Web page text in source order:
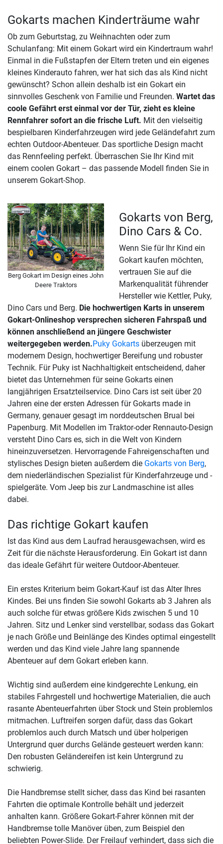
Gokarts machen Kinderträume wahr
Ob zum Geburtstag, zu Weihnachten oder zum
Schulanfang: Mit einem Gokart wird ein Kindertraum wahr!
Einmal in die Fußstapfen der Eltern treten und ein eigenes
kleines Kinderauto fahren, wer hat sich das als Kind nicht
gewünscht? Schon allein deshalb ist ein Gokart ein
sinnvolles Geschenk von Familie und Freunden. Wartet das
coole Gefährt erst einmal vor der Tür, zieht es kleine
Rennfahrer sofort an die frische Luft. Mit den vielseitig
bespielbaren Kinderfahrzeugen wird jede Geländefahrt zum
echten Outdoor-Abenteuer. Das sportliche Design macht
das Rennfeeling perfekt. Überraschen Sie Ihr Kind mit
einem coolen Gokart – das passende Modell finden Sie in
unserem Gokart-Shop.
Berg Gokart im Design eines John
Deere Traktors
Gokarts von Berg,
Dino Cars & Co.
Wenn Sie für Ihr Kind ein
Gokart kaufen möchten,
vertrauen Sie auf die
Markenqualität führender
Hersteller wie Kettler, Puky,
Dino Cars und Berg. Die hochwertigen Karts in unserem
Gokart-Onlineshop versprechen sicheren Fahrspaß und
können anschließend an jüngere Geschwister
weitergegeben werden.Puky Gokarts überzeugen mit
modernem Design, hochwertiger Bereifung und robuster
Technik. Für Puky ist Nachhaltigkeit entscheidend, daher
bietet das Unternehmen für seine Gokarts einen
langjährigen Ersatzteilservice. Dino Cars ist seit über 20
Jahren eine der ersten Adressen für Gokarts made in
Germany, genauer gesagt im norddeutschen Brual bei
Papenburg. Mit Modellen im Traktor-oder Rennauto-Design
versteht Dino Cars es, sich in die Welt von Kindern
hineinzuversetzen. Hervorragende Fahreigenschaften und
stylisches Design bieten außerdem die Gokarts von Berg,
dem niederländischen Spezialist für Kinderfahrzeuge und -
spielgeräte. Vom Jeep bis zur Landmaschine ist alles
dabei.
Das richtige Gokart kaufen
Ist das Kind aus dem Laufrad herausgewachsen, wird es
Zeit für die nächste Herausforderung. Ein Gokart ist dann
das ideale Gefährt für weitere Outdoor-Abenteuer.
Ein erstes Kriterium beim Gokart-Kauf ist das Alter Ihres
Kindes. Bei uns finden Sie sowohl Gokarts ab 3 Jahren als
auch solche für etwas größere Kids zwischen 5 und 10
Jahren. Sitz und Lenker sind verstellbar, sodass das Gokart
je nach Größe und Beinlänge des Kindes optimal eingestellt
werden und das Kind viele Jahre lang spannende
Abenteuer auf dem Gokart erleben kann.
Wichtig sind außerdem eine kindgerechte Lenkung, ein
stabiles Fahrgestell und hochwertige Materialien, die auch
rasante Abenteuerfahrten über Stock und Stein problemlos
mitmachen. Luftreifen sorgen dafür, dass das Gokart
problemlos auch durch Matsch und über holperigen
Untergrund quer durchs Gelände gesteuert werden kann:
Den robusten Geländereifen ist kein Untergrund zu
schwierig.
Die Handbremse stellt sicher, dass das Kind bei rasanten
Fahrten die optimale Kontrolle behält und jederzeit
anhalten kann. Größere Gokart-Fahrer können mit der
Handbremse tolle Manöver üben, zum Beispiel den
beliebten Power-Slide. Der Freilauf verhindert, dass sich die